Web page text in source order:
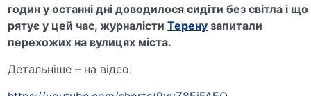
годин у останні дні доводилося сидіти без світла і що
рятує у цей час, журналістиТерену запитали
перехожих на вулицях міста.
Детальніше – на відео: